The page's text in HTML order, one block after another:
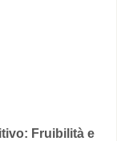
Fruibilità e